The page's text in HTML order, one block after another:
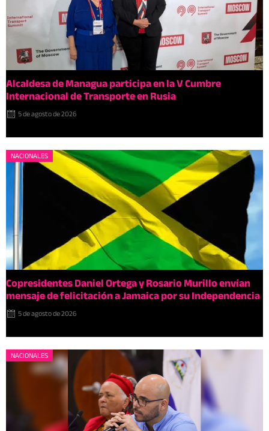
Alcaldesa de Managua participa en la V Cumbre
Internacional de Transporte en Rusia
5 de agosto de 2026
NACIONALES
Copresidentes Daniel Ortega y Rosario Murillo envían
mensaje de felicitación a Jamaica por su Independencia
5 de agosto de 2026
NACIONALES